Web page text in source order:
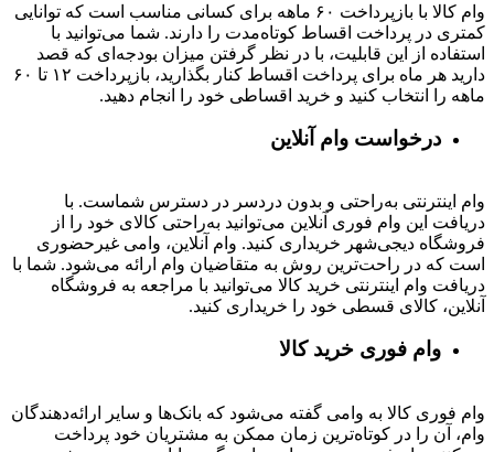
وام کالا با بازپرداخت ۶۰ ماهه برای کسانی مناسب است که توانایی
کمتری در پرداخت اقساط کوتاه‌مدت را دارند. شما می‌توانید با
استفاده از این قابلیت، با در نظر گرفتن میزان بودجه‌ای که قصد
دارید هر ماه برای پرداخت اقساط کنار بگذارید، بازپرداخت ۱۲ تا ۶۰
ماهه را انتخاب کنید و خرید اقساطی خود را انجام دهید.
درخواست وام آنلاین
وام اینترنتی به‌راحتی و بدون دردسر در دسترس شماست. با
دریافت این وام فوری آنلاین می‌توانید به‌راحتی کالای خود را از
فروشگاه دیجی‌شهر خریداری کنید. وام آنلاین، وامی غیرحضوری
است که در راحت‌ترین روش به متقاضیان وام ارائه می‌شود. شما با
دریافت وام اینترنتی خرید کالا می‌توانید با مراجعه به فروشگاه
آنلاین، کالای قسطی خود را خریداری کنید.
وام فوری خرید کالا
وام فوری کالا به وامی گفته می‌شود که بانک‌ها و سایر ارائه‌دهندگان
وام، آن را در کوتاه‌ترین زمان ممکن به مشتریان خود پرداخت